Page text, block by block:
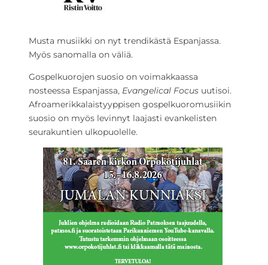
Musta musiikki on nyt trendikästä Espanjassa.
Myös sanomalla on väliä.
Gospelkuorojen suosio on voimakkaassa
nosteessa Espanjassa, Evangelical Focus uutisoi.
Afroamerikkalaistyyppisen gospelkuoromusiikin
suosio on myös levinnyt laajasti evankelisten
seurakuntien ulkopuolelle.